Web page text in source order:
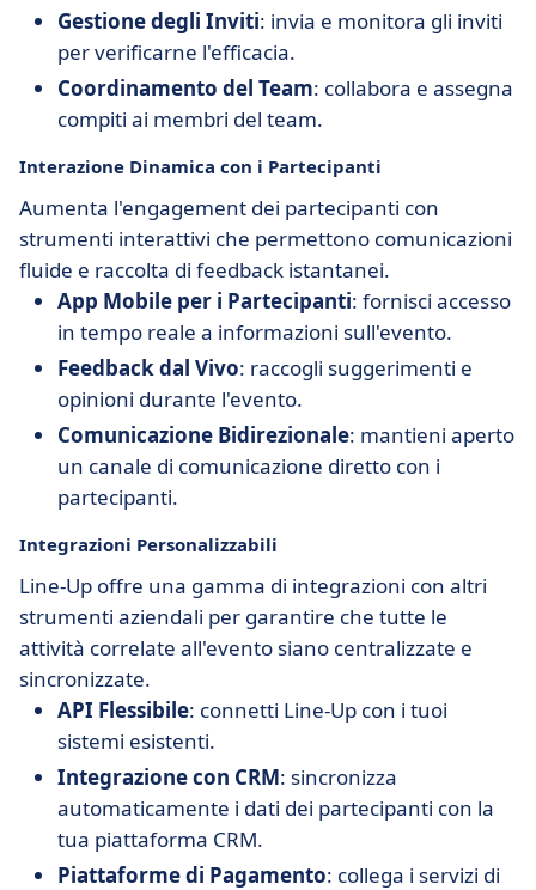
Gestione degli Inviti: invia e monitora gli inviti
per verificarne l'efficacia.
Coordinamento del Team: collabora e assegna
compiti ai membri del team.
Interazione Dinamica con i Partecipanti
Aumenta l'engagement dei partecipanti con
strumenti interattivi che permettono comunicazioni
fluide e raccolta di feedback istantanei.
App Mobile per i Partecipanti: fornisci accesso
in tempo reale a informazioni sull'evento.
Feedback dal Vivo: raccogli suggerimenti e
opinioni durante l'evento.
Comunicazione Bidirezionale: mantieni aperto
un canale di comunicazione diretto con i
partecipanti.
Integrazioni Personalizzabili
Line-Up offre una gamma di integrazioni con altri
strumenti aziendali per garantire che tutte le
attività correlate all'evento siano centralizzate e
sincronizzate.
API Flessibile: connetti Line-Up con i tuoi
sistemi esistenti.
Integrazione con CRM: sincronizza
automaticamente i dati dei partecipanti con la
tua piattaforma CRM.
Piattaforme di Pagamento: collega i servizi di